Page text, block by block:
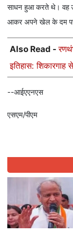
साधन हुआ करते थे। वह
आकर अपने खेल के दम पर
Also Read -
इतिहास:
--आईएएनएस
एसएम/पीएम